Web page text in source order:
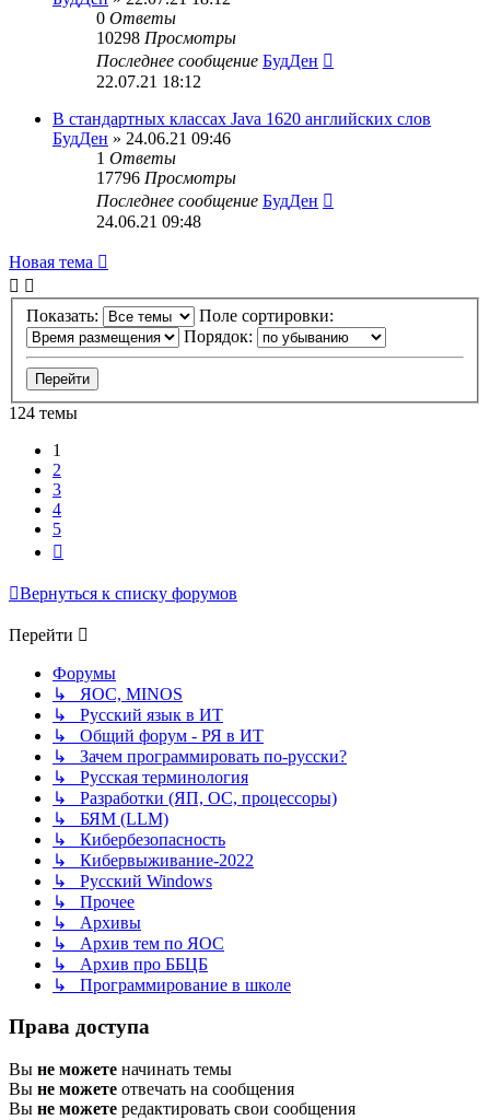
0 Ответы
10298 Просмотры
Последнее сообщение БудДен
22.07.21 18:12
В стандартных классах Java 1620 английских слов
БудДен » 24.06.21 09:46
1 Ответы
17796 Просмотры
Последнее сообщение БудДен
24.06.21 09:48
Новая тема
Показать:
Поле сортировки:
Порядок:
124 темы
1
2
3
4
5
Вернуться к списку форумов
Перейти
Форумы
↳ ЯОС, MINOS
↳ Русский язык в ИТ
↳ Общий форум - РЯ в ИТ
↳ Зачем программировать по-русски?
↳ Русская терминология
↳ Разработки (ЯП, ОС, процессоры)
↳ БЯМ (LLM)
↳ Кибербезопасность
↳ Кибервыживание-2022
↳ Русский Windows
↳ Прочее
↳ Архивы
↳ Архив тем по ЯОС
↳ Архив про ББЦБ
↳ Программирование в школе
Права доступа
Вы не можете начинать темы
Вы не можете отвечать на сообщения
Вы не можете редактировать свои сообщения